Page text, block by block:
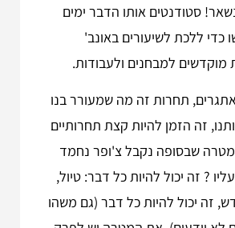
סטודנטים אותו הדבר ימים
כדי ללכת לשיעורים באונב'
מוקדשים למבחנים ולעבודות.
תחרות זה מה שמעורר בנו
זה הזמן להיות קצת תחרותיים
שבסופה נקבל צ'ופר נחמד
? זה יכול להיות כל דבר: טיול,
זה יכול להיות כל דבר (גם משהו